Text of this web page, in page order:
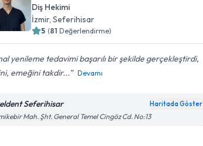
Diş Hekimi
İzmir, Seferihisar
5 (81 Değerlendirme)
yenileme tedavimi başarılı bir şekilde gerçekleştirdi,
emeğini takdir...
Devamı
Seferihisar Haritada Göster
Mah. Şht. General Temel Cingöz Cd. No:13